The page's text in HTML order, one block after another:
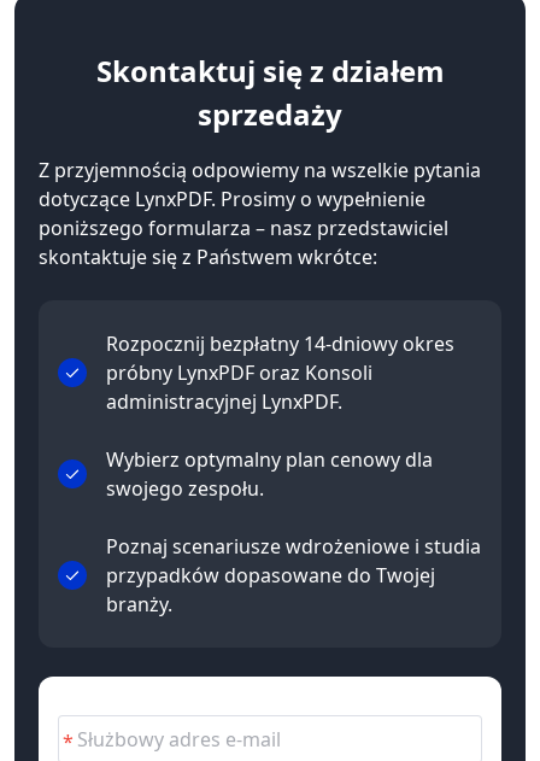
Skontaktuj sięz działem
sprzedaży
Z przyjemnością odpowiemy na wszelkie pytania
dotyczące LynxPDF. Prosimy o wypełnienie
poniższego formularza – nasz przedstawiciel
skontaktuje się z Państwem wkrótce:
Rozpocznij bezpłatny 14-dniowy okres
próbny LynxPDF oraz Konsoli
administracyjnej LynxPDF.
Wybierz optymalny plan cenowy dla
swojego zespołu.
Poznaj scenariusze wdrożeniowe i studia
przypadków dopasowane do Twojej
branży.